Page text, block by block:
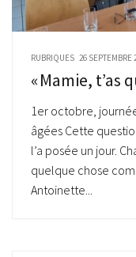
RUBRIQUES 26 SEPTEMBRE
« Mamie, t’as
1er octobre,
âgées Cette
l’a posée un jour.
quelque chose
Antoinette...